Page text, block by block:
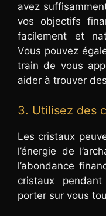
avez
vos objectifs
facilement et
Vous pouvez
train de vous
aider à trouver
3. Utilisez des
Les cristaux
l’énergie de
l’abondance
cristaux
porter sur vous